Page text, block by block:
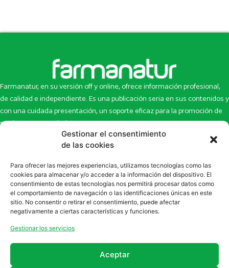
Gestionar el consentimiento
de las cookies
Para ofrecer las mejores experiencias, utilizamos tecnologías como las
cookies para almacenar y/o acceder a la información del dispositivo. El
consentimiento de estas tecnologías nos permitirá procesar datos como
el comportamiento de navegación o las identificaciones únicas en este
sitio. No consentir o retirar el consentimiento, puede afectar
negativamente a ciertas características y funciones.
Gestionar los servicios
Aceptar
Farmanatur, en su versión off y online, ofrece información profesional,
de calidad e independiente. Es una publicación seria en sus contenidos y
con una cuidada presentación, un soporte eficaz para la promoción de
productos y novedades.
Inicio
Newsletter
Eco Multimedia
Contacto
Artículos
Escaparate
Enlaces de interés
SUSCRÍBETE A NUESTRO NEWSLETTER
la sección deNewsletter